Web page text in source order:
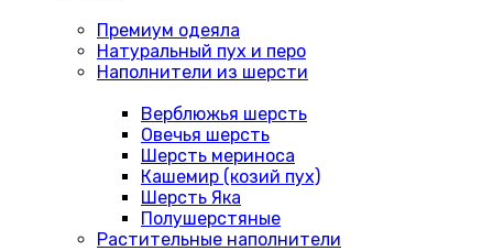
Премиум одеяла
Натуральный пух и перо
Наполнители из шерсти
Верблюжья шерсть
Овечья шерсть
Шерсть мериноса
Кашемир (козий пух)
Шерсть Яка
Полушерстяные
Растительные наполнители